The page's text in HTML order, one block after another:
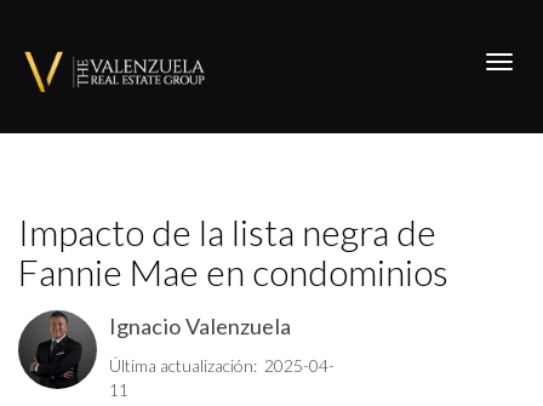
Impacto de la lista negra de
Fannie Mae en condominios
Ignacio Valenzuela
Última actualización: 2025-04-
11